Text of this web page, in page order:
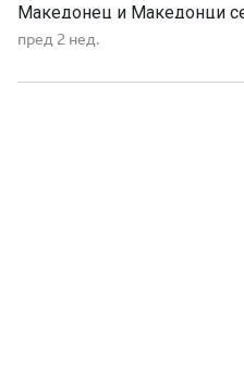
Македонец и Македонци
мисијата на светиот
Евангелието на европска
пред 2 нед.